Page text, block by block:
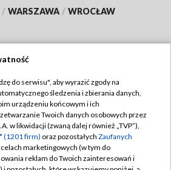
/ WARSZAWA / WROCŁAW
TVP
TVP
Regulamin TVP
prywatności
Moje zgody
do serwisu", aby wyrazić zgody na
śledzenia i zbierania danych,
urządzeniu końcowym i ich
Twoich danych osobowych przez
w likwidacji (zwaną dalej również „TVP”),
(1201 firm) oraz pozostałych Zaufanych
celach marketingowych (w tym do
reklam do Twoich zainteresowań i